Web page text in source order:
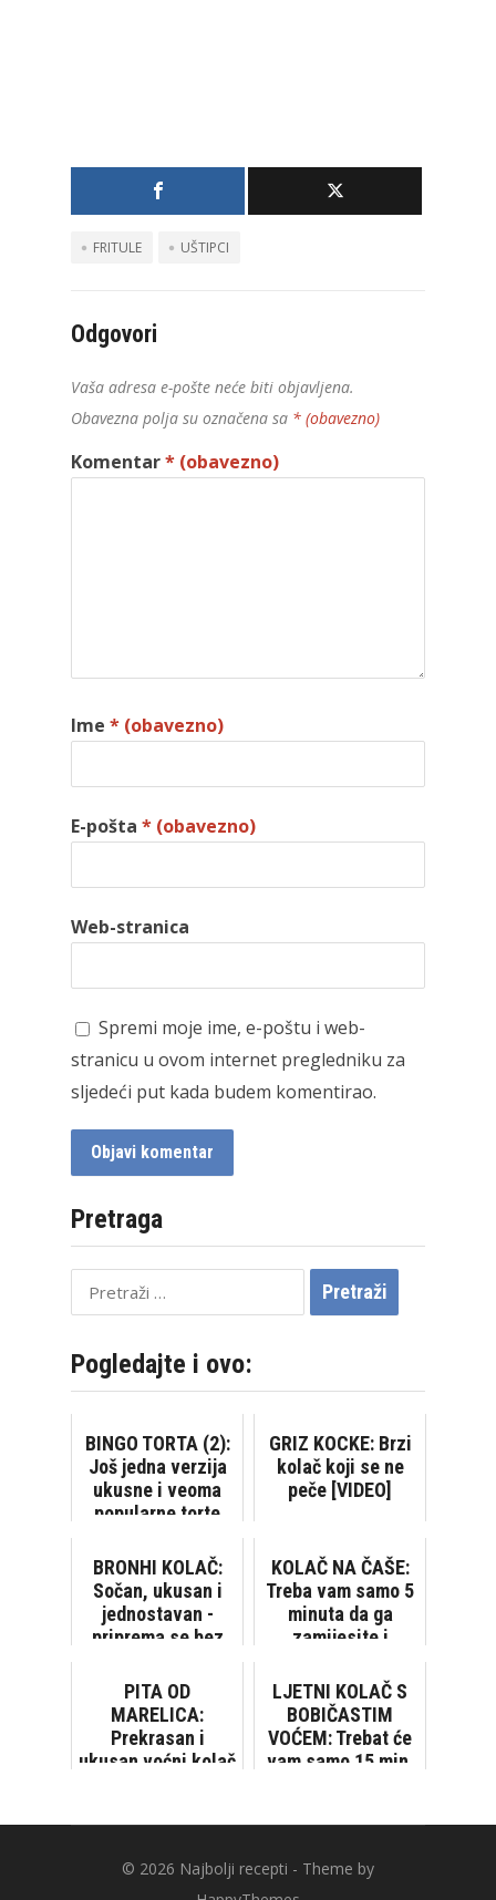
FRITULE UŠTIPCI
Odgovori
Vaša adresa e-pošte neće biti objavljena.
Obavezna polja su označena sa * (obavezno)
Komentar* (obavezno)
Ime * (obavezno)
E-pošta * (obavezno)
Web-stranica
Spremi moje ime, e-poštu i web-
stranicu u ovom internet pregledniku za
sljedeći put kada budem komentirao.
Pretraga
Pretraži:
Pogledajte i ovo:
BINGO TORTA (2):
Još jedna verzija
ukusne i veoma
popularne torte
GRIZ KOCKE: Brzi
kolač koji se ne
peče [VIDEO]
BRONHI KOLAČ:
Sočan, ukusan i
jednostavan -
priprema se bez
KOLAČ NA ČAŠE:
Treba vam samo 5
minuta da ga
zamijesite i
PITA OD
MARELICA:
Prekrasan i
ukusan voćni kolač
LJETNI KOLAČ S
BOBIČASTIM
VOĆEM: Trebat će
vam samo 15 min.
© 2026 Najbolji recepti - Theme by